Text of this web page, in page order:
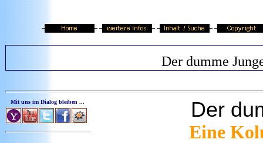
Der dumme
Mit uns im Dialog bleiben ... Der
Eine